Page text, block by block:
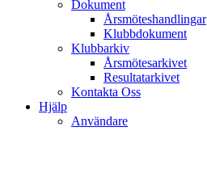
Dokument
Årsmöteshandlingar
Klubbdokument
Klubbarkiv
Årsmötesarkivet
Resultatarkivet
Kontakta Oss
Hjälp
Användare